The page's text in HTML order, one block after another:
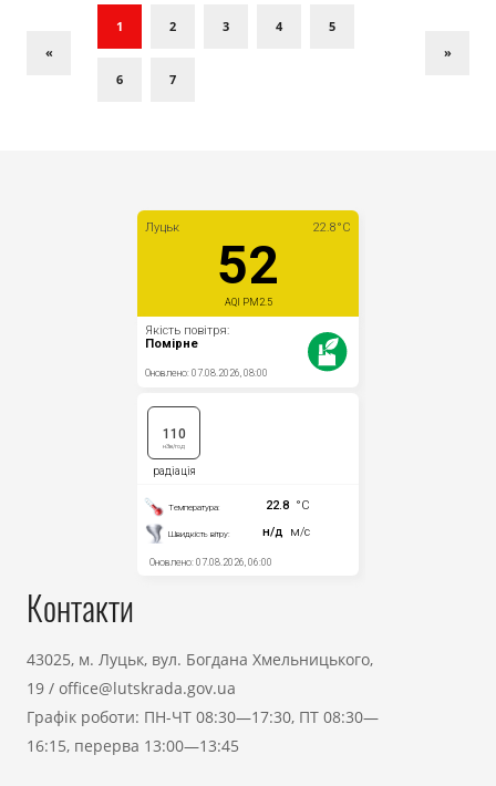
«
1 2 3 4 5
6 7
»
Контакти
43025, м. Луцьк, вул. Богдана Хмельницького,
19 / office@lutskrada.gov.ua
Графік роботи: ПН-ЧТ 08:30—17:30, ПТ 08:30—
16:15, перерва 13:00—13:45